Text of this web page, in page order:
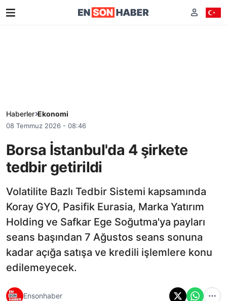
Haberler Ekonomi
08 Temmuz 2026 - 08:46
Borsa İstanbul'da 4 şirkete
tedbir getirildi
Volatilite Bazlı Tedbir Sistemi kapsamında
Koray GYO, Pasifik Eurasia, Marka Yatırım
Holding ve Safkar Ege Soğutma'ya payları
seans başından 7 Ağustos seans sonuna
kadar açığa satışa ve kredili işlemlere konu
edilemeyecek.
Ensonhaber